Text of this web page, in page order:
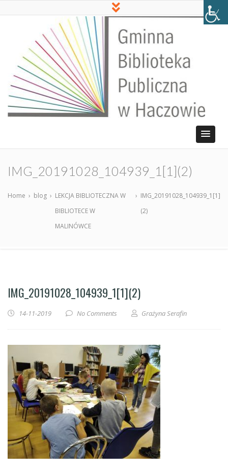
IMG_20191028_104939_1[1](2)
Home › blog › LEKCJA BIBLIOTECZNA W
BIBLIOTECE W
MALINÓWCE
› IMG_20191028_104939_1[1]
(2)
IMG_20191028_104939_1[1](2)
14-11-2019 No Comments Grażyna Serafin